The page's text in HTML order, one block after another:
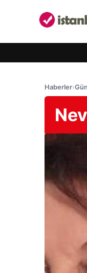
Haberler›